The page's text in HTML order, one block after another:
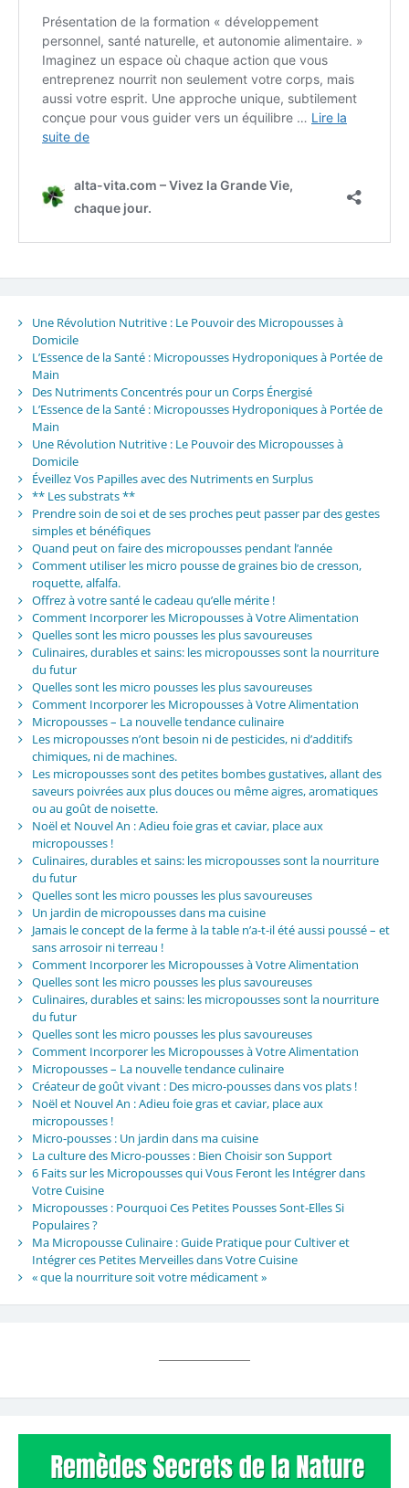
Une Révolution Nutritive : Le Pouvoir des Micropousses à
Domicile
L’Essence de la Santé : Micropousses Hydroponiques à Portée de
Main
Des Nutriments Concentrés pour un Corps Énergisé
L’Essence de la Santé : Micropousses Hydroponiques à Portée de
Main
Une Révolution Nutritive : Le Pouvoir des Micropousses à
Domicile
Éveillez Vos Papilles avec des Nutriments en Surplus
** Les substrats **
Prendre soin de soi et de ses proches peut passer par des gestes
simples et bénéfiques
Quand peut on faire des micropousses pendant l’année
Comment utiliser les micro pousse de graines bio de cresson,
roquette, alfalfa.
Offrez à votre santé le cadeau qu’elle mérite !
Comment Incorporer les Micropousses à Votre Alimentation
Quelles sont les micro pousses les plus savoureuses
Culinaires, durables et sains: les micropousses sont la nourriture
du futur
Quelles sont les micro pousses les plus savoureuses
Comment Incorporer les Micropousses à Votre Alimentation
Micropousses – La nouvelle tendance culinaire
Les micropousses n’ont besoin ni de pesticides, ni d’additifs
chimiques, ni de machines.
Les micropousses sont des petites bombes gustatives, allant des
saveurs poivrées aux plus douces ou même aigres, aromatiques
ou au goût de noisette.
Noël et Nouvel An : Adieu foie gras et caviar, place aux
micropousses !
Culinaires, durables et sains: les micropousses sont la nourriture
du futur
Quelles sont les micro pousses les plus savoureuses
Un jardin de micropousses dans ma cuisine
Jamais le concept de la ferme à la table n’a-t-il été aussi poussé – et
sans arrosoir ni terreau !
Comment Incorporer les Micropousses à Votre Alimentation
Quelles sont les micro pousses les plus savoureuses
Culinaires, durables et sains: les micropousses sont la nourriture
du futur
Quelles sont les micro pousses les plus savoureuses
Comment Incorporer les Micropousses à Votre Alimentation
Micropousses – La nouvelle tendance culinaire
Créateur de goût vivant : Des micro-pousses dans vos plats !
Noël et Nouvel An : Adieu foie gras et caviar, place aux
micropousses !
Micro-pousses : Un jardin dans ma cuisine
La culture des Micro-pousses : Bien Choisir son Support
6 Faits sur les Micropousses qui Vous Feront les Intégrer dans
Votre Cuisine
Micropousses : Pourquoi Ces Petites Pousses Sont-Elles Si
Populaires ?
Ma Micropousse Culinaire : Guide Pratique pour Cultiver et
Intégrer ces Petites Merveilles dans Votre Cuisine
« que la nourriture soit votre médicament »